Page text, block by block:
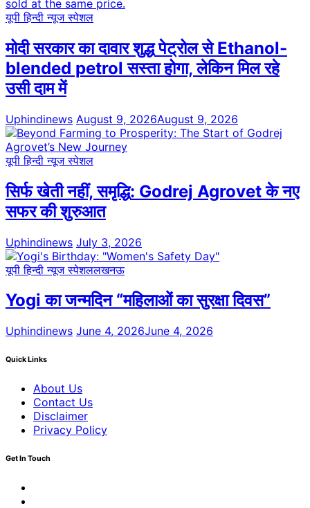
यूपी हिन्दी न्यूज स्पेशल
मोदी सरकार का दावार शुद्ध पेट्रोल से Ethanol-
blended petrol सस्ता होगा, लेकिन मिल रहे
उसी दाम में
Uphindinews August 9, 2026August 9, 2026
यूपी हिन्दी न्यूज स्पेशल
सिर्फ खेती नहीं, समृद्धि: Godrej Agrovet के नए
सफर की शुरुआत
Uphindinews July 3, 2026
यूपी हिन्दी न्यूज स्पेशललखनऊ
Yogi का जन्मदिन “महिलाओं का सुरक्षा दिवस”
Uphindinews June 4, 2026June 4, 2026
Quick Links
About Us
Contact Us
Disclaimer
Privacy Policy
Get In Touch